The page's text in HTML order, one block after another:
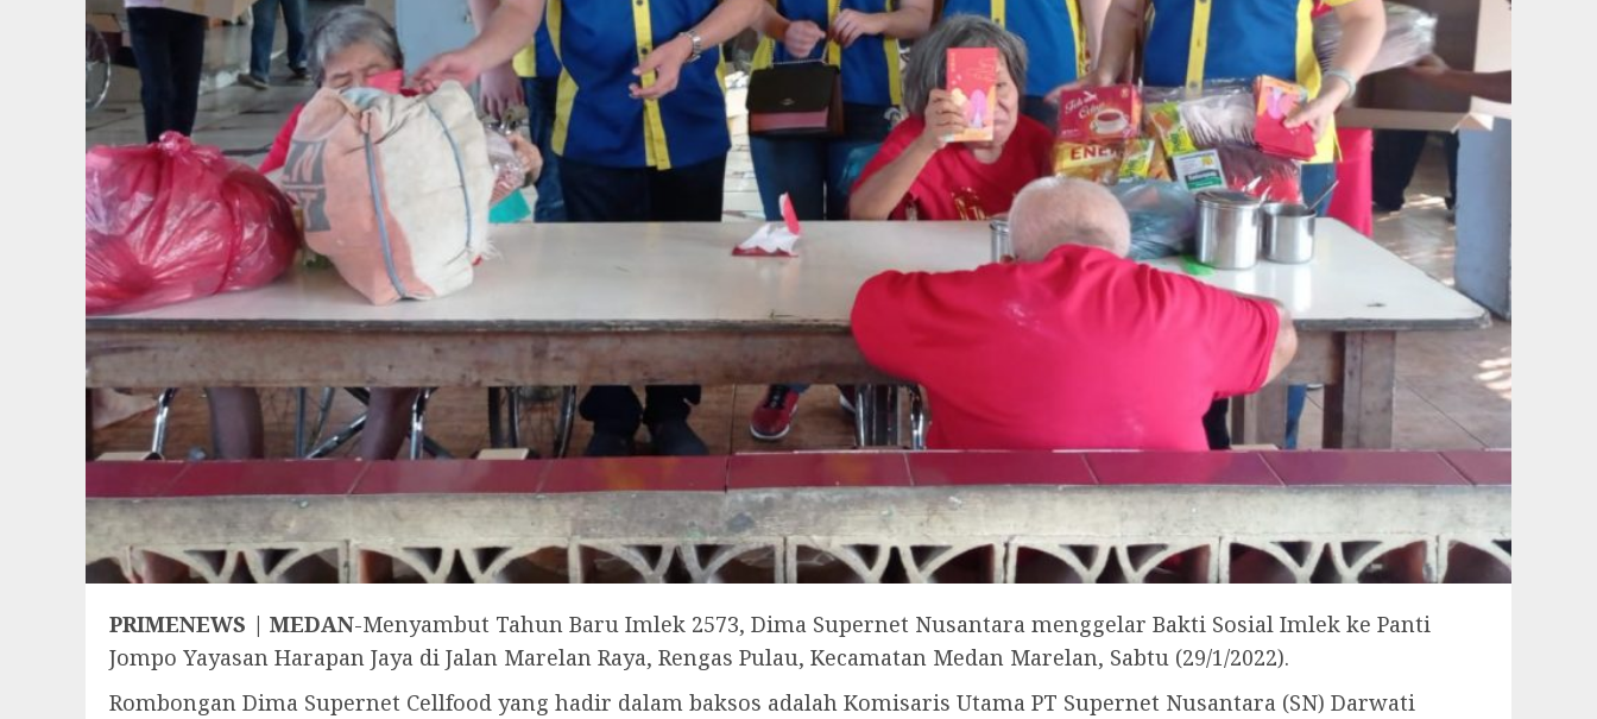
PRIMENEWS | MEDAN-Menyambut Tahun Baru Imlek 2573, Dima Supernet Nusantara menggelar Bakti Sosial Imlek ke Panti
Jompo Yayasan Harapan Jaya di Jalan Marelan Raya, Rengas Pulau, Kecamatan Medan Marelan, Sabtu (29/1/2022).
Rombongan Dima Supernet Cellfood yang hadir dalam baksos adalah Komisaris Utama PT Supernet Nusantara (SN) Darwati